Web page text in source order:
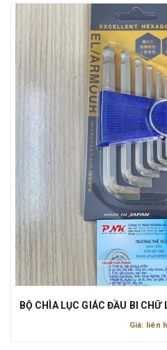
BỘ CHÌA LỤC GIÁC ĐẦU BI
Giá: liên